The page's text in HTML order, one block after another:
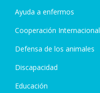
Ayuda a enfermos
Cooperación Internacional
Defensa de los animales
Discapacidad
Educación